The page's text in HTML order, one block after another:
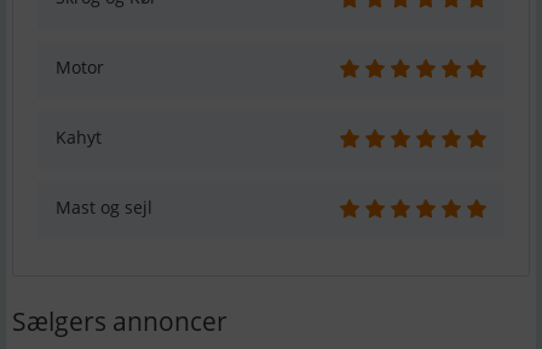
Motor
Kahyt
Mast og sejl
Sælgers annoncer